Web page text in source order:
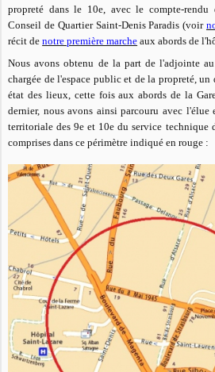
propreté dans le 10e, avec le compte-rendu
Conseil de Quartier Saint-Denis Paradis (voir
récit de notre première marche aux abords de
Nous avons obtenu de la part de l'adjointe
chargée de l'espace public et de la propreté,
état des lieux, cette fois aux abords de la
dernier, nous avons ainsi parcouru avec
territoriale des 9e et 10e du service technique
comprises dans ce périmètre indiqué en rouge :